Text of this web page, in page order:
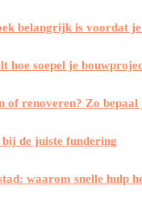
belangrijk is voordat
hoe soepel je
renoveren? Zo bepaal
de juiste fundering
waarom snelle hulp